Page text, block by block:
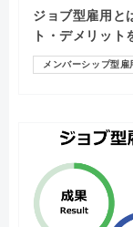
ジョブ型雇用と
ト・デメリット
メンバーシップ型雇